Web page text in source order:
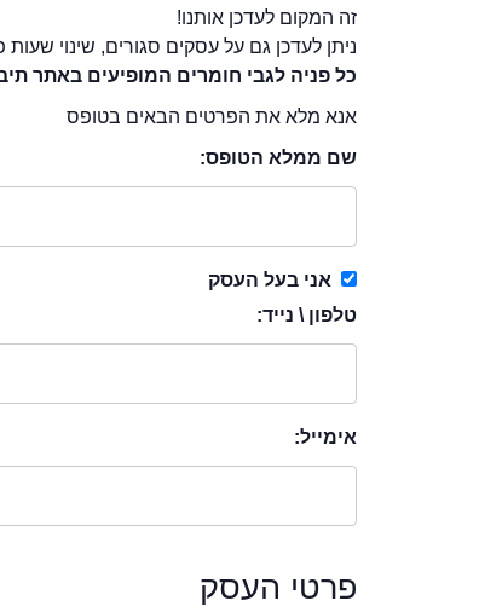
זה המקום לעדכן אותנו!
ניתן לעדכן גם על עסקים סגורים, שינוי
כל פניה לגבי חומרים המופיעים באתר
אנא מלא את הפרטים הבאים בטופס
שם ממלא הטופס:
אני בעל העסק
טלפון \ נייד:
אימייל:
פרטי העסק